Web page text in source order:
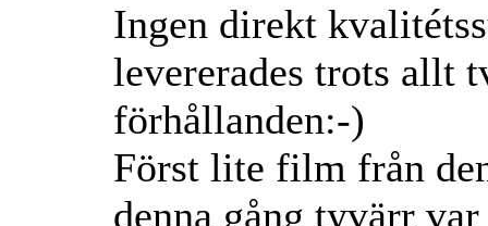
Ingen direkt
levererades trots allt
förhållanden:-)
Först lite film från
denna gång tyvärr